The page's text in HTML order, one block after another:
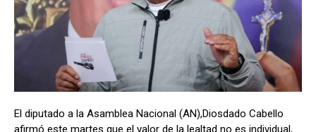
El diputado a la Asamblea Nacional (AN),Diosdado Cabello
afirmó este martes que el valor de la lealtad no es individual,